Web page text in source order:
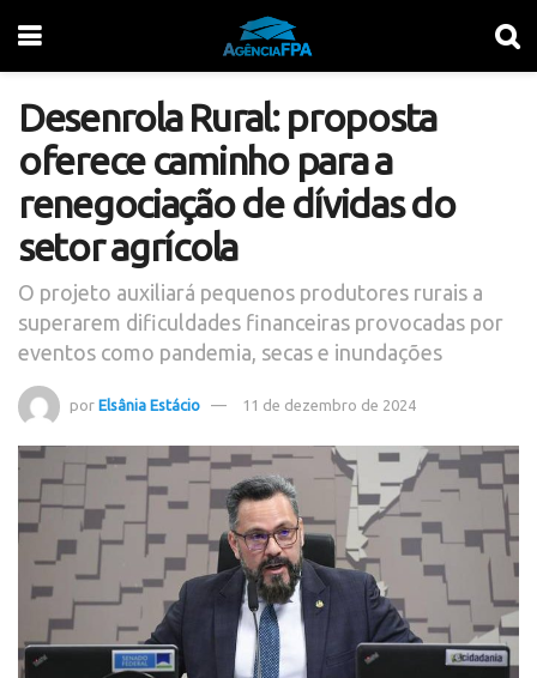
Desenrola Rural: proposta
oferece caminho para a
renegociação de dívidas do
setor agrícola
O projeto auxiliará pequenos produtores rurais a
superarem dificuldades financeiras provocadas por
eventos como pandemia, secas e inundações
por Elsânia Estácio 11 de dezembro de 2024